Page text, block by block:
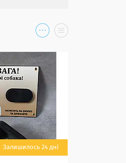
Залишилось 24 дні